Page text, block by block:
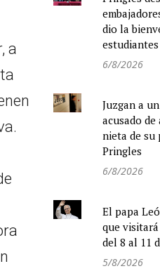
a
dio la
6/8/2026
Juzgan a
acusado de
nieta de su
Pringles
6/8/2026
El papa
que
del 8 al 11
5/8/2026